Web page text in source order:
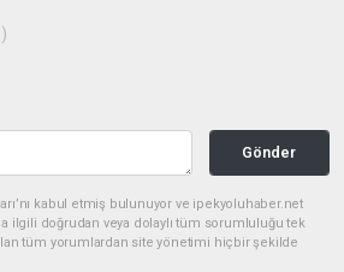
Gönder
kabul etmiş bulunuyor ve ipekyoluhaber.net
ilgili doğrudan veya dolaylı tüm sorumluluğu tek
tüm yorumlardan site yönetimi hiçbir şekilde